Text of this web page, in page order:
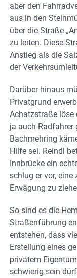
aber den
aus in den
über die Straße
zu leiten. Diese
Anstieg als die
der
Darüber hinaus
Privatgrund
Achatzstraße löse
ja auch Radfahrer
Bachmehring
Hilfe sei. Reindl
Innbrücke ein
schlug er vor, eine
Erwägung zu
So sind es die
Straßenführung
entstehen, dass
Erstellung eines
privatem
schwierig sein